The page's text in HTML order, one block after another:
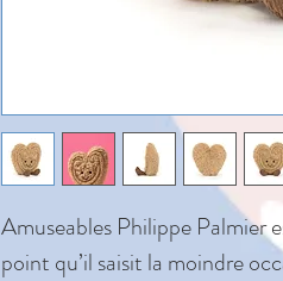
Amuseables Philippe Palmier
point qu’il saisit la moindre